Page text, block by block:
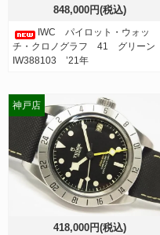
848,000円(税込)
IWC パイロット・ウォッ
チ・クロノグラフ 41 グリーン
IW388103 ’21年
418,000円(税込)
神戸店